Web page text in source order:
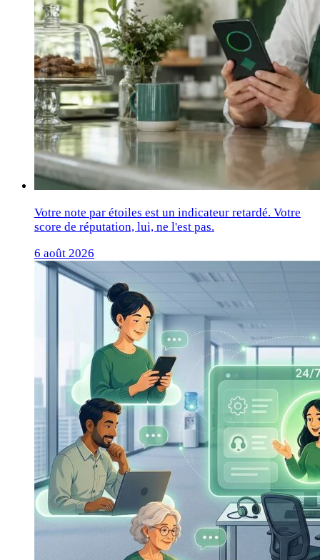
Votre note par étoiles est un indicateur retardé. Votre
score de réputation, lui, ne l'est pas.
6 août 2026